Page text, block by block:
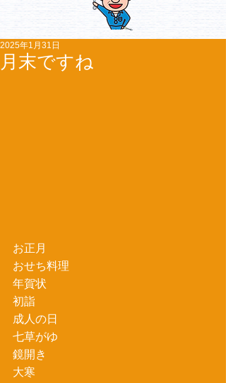
月末ですね
2025年1月31日
お正月
おせち料理
年賀状
初詣
成人の日
七草がゆ
鏡開き
大寒